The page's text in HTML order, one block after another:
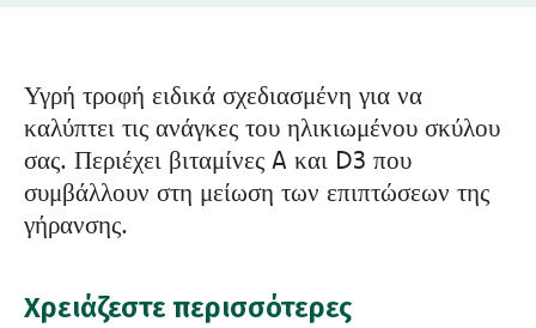
Υγρή τροφή ειδικά σχεδιασμένη για να
καλύπτει τις ανάγκες του ηλικιωμένου σκύλου
σας. Περιέχει βιταμίνες A και D3 που
συμβάλλουν στη μείωση των επιπτώσεων της
γήρανσης.
Χρειάζεστε περισσότερες